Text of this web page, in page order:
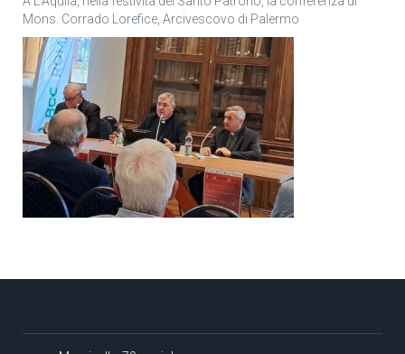
Mons. Corrado Lorefice, Arcivescovo di Palermo